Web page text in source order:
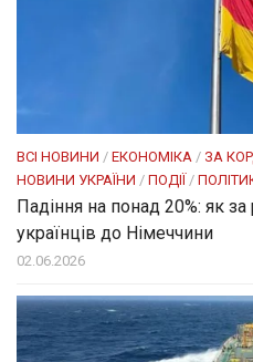
ВСІ НОВИНИ / ЕКОНОМІКА / ЗА
НОВИНИ УКРАЇНИ / ПОДІЇ /
Падіння на понад 20%: як за
українців до Німеччини
02.06.2026